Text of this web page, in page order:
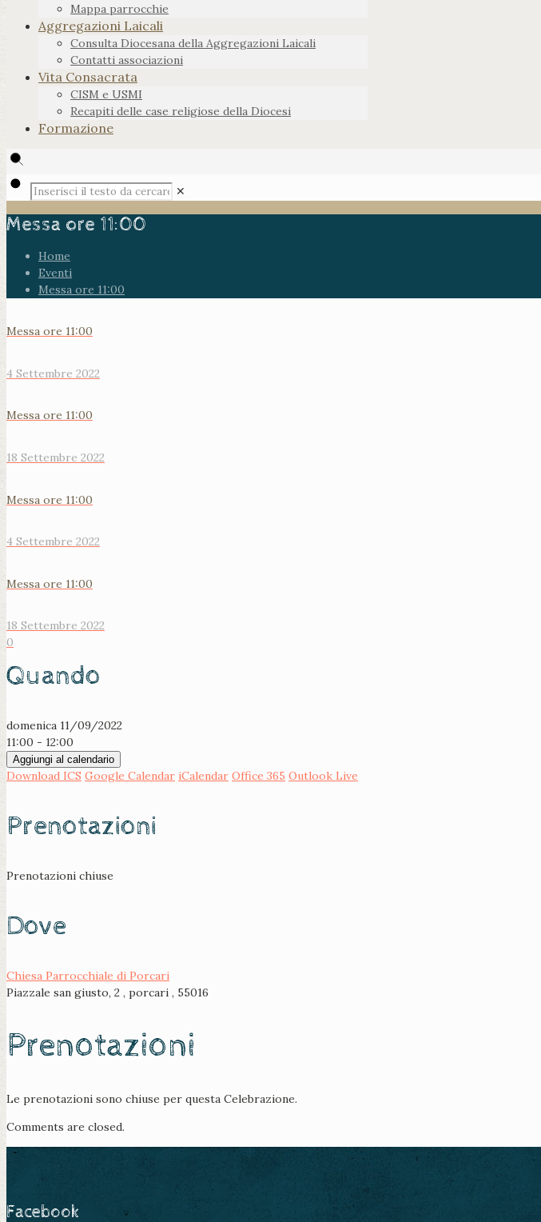
Mappa parrocchie
Aggregazioni Laicali
Consulta Diocesana della Aggregazioni Laicali
Contatti associazioni
Vita Consacrata
CISM e USMI
Recapiti delle case religiose della Diocesi
Formazione
✕
Messa ore 11:00
Home
Eventi
Messa ore 11:00
Messa ore 11:00
4 Settembre 2022
Messa ore 11:00
18 Settembre 2022
Messa ore 11:00
4 Settembre 2022
Messa ore 11:00
18 Settembre 2022
0
Quando
domenica 11/09/2022
11:00 - 12:00
Aggiungi al calendario
Download ICS Google Calendar iCalendar Office 365 Outlook Live
Prenotazioni
Prenotazioni chiuse
Dove
Chiesa Parrocchiale di Porcari
Piazzale san giusto, 2 , porcari , 55016
Prenotazioni
Le prenotazioni sono chiuse per questa Celebrazione.
Comments are closed.
Facebook